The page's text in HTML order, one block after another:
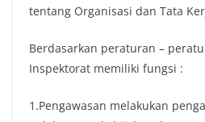
tentang Organisasi dan Tata
Berdasarkan peraturan –
Inspektorat memiliki fungsi :
1.Pengawasan melakukan